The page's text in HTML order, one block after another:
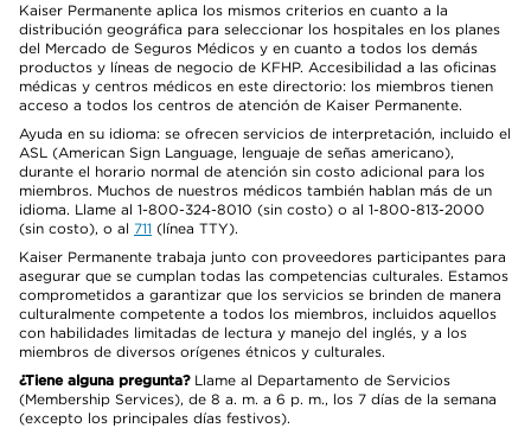
Kaiser Permanente aplica los mismos criterios en cuanto a la
distribución geográfica para seleccionar los hospitales en los planes
del Mercado de Seguros Médicos y en cuanto a todos los demás
productos y líneas de negocio de KFHP. Accesibilidad a las oficinas
médicas y centros médicos en este directorio: los miembros tienen
acceso a todos los centros de atención de Kaiser Permanente.
Ayuda en su idioma: se ofrecen servicios de interpretación, incluido el
ASL (American Sign Language, lenguaje de señas americano),
durante el horario normal de atención sin costo adicional para los
miembros. Muchos de nuestros médicos también hablan más de un
idioma. Llame al 1-800-324-8010 (sin costo) o al 1-800-813-2000
(sin costo), o al 711 (línea TTY).
Kaiser Permanente trabaja junto con proveedores participantes para
asegurar que se cumplan todas las competencias culturales. Estamos
comprometidos a garantizar que los servicios se brinden de manera
culturalmente competente a todos los miembros, incluidos aquellos
con habilidades limitadas de lectura y manejo del inglés, y a los
miembros de diversos orígenes étnicos y culturales.
¿Tiene alguna pregunta?Llame al Departamento de Servicios
(Membership Services), de 8 a. m. a 6 p. m., los 7 días de la semana
(excepto los principales días festivos).